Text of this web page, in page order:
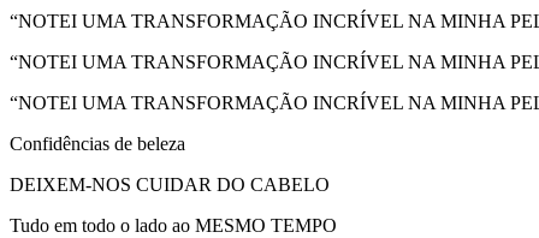
“NOTEI UMA TRANSFORMAÇÃO INCRÍVEL NA MINHA
“NOTEI UMA TRANSFORMAÇÃO INCRÍVEL NA MINHA
“NOTEI UMA TRANSFORMAÇÃO INCRÍVEL NA MINHA
Confidências de beleza
DEIXEM-NOS CUIDAR DO CABELO
Tudo em todo o lado ao MESMO TEMPO